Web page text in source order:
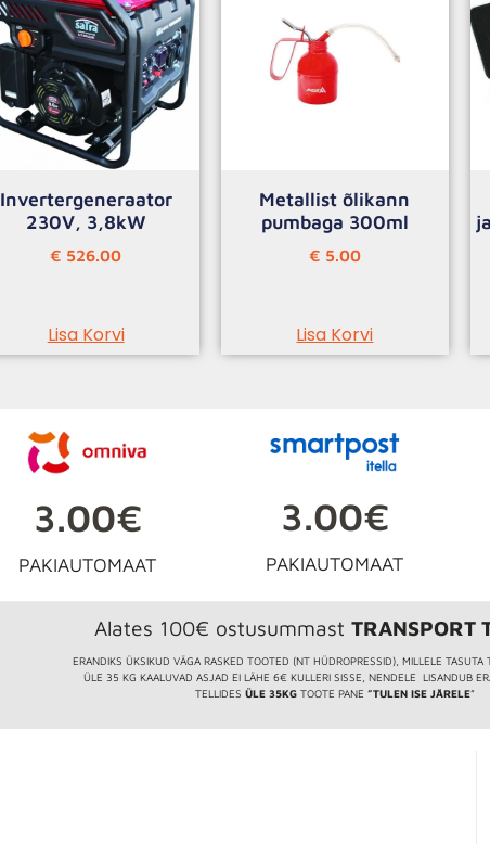
Invertergeneraator
230V, 3,8kW
€ 526.00
Lisa Korvi
Metallist õlikann
pumbaga 300ml
€ 5.00
Lisa Korvi
3.00€
PAKIAUTOMAAT
3.00€
PAKIAUTOMAAT
Alates 100€ ostusummast TRANSPORT
ERANDIKS ÜKSIKUD VÄGA RASKED TOOTED (NT HÜDROPRESSID), MILLELE TASUTA
ÜLE 35 KG KAALUVAD ASJAD EI LÄHE 6€ KULLERI SISSE, NENDELE LISANDUB
TELLIDES ÜLE 35KG TOOTE PANE ”TULEN ISE JÄRELE”